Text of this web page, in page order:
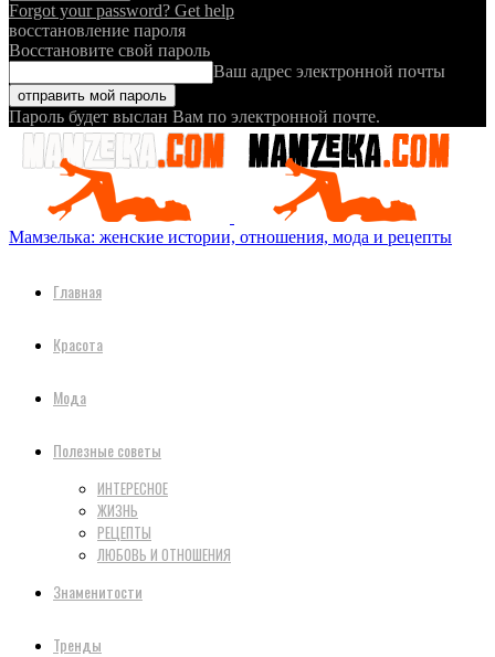
Forgot your password? Get help
восстановление пароля
Восстановите свой пароль
Ваш адрес электронной почты
Пароль будет выслан Вам по электронной почте.
Мамзелька: женские истории, отношения, мода и рецепты
Главная
Красота
Мода
Полезные советы
ИНТЕРЕСНОЕ
ЖИЗНЬ
РЕЦЕПТЫ
ЛЮБОВЬ И ОТНОШЕНИЯ
Знаменитости
Тренды